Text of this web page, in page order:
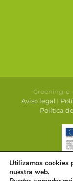
Greening-e
Aviso legal |
Política
Utilizamos cookies
nuestra web.